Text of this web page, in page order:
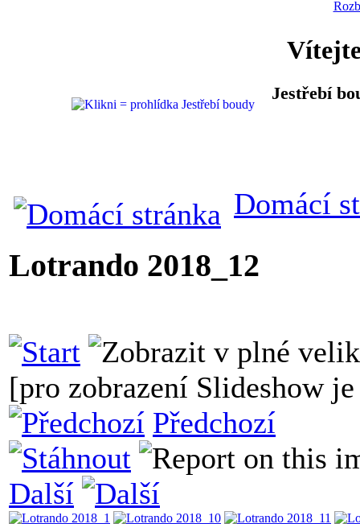
Jestřebí
Domácí
Lotrando 2018_12
[pro zobrazení Slideshow
Předchozí
Další